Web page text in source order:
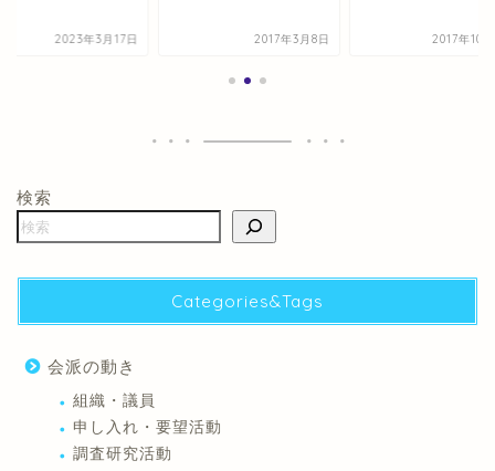
2023年3月17日 2017年3月8日 2017年10
検索
Categories&Tags
会派の動き
組織・議員
申し入れ・要望活動
調査研究活動